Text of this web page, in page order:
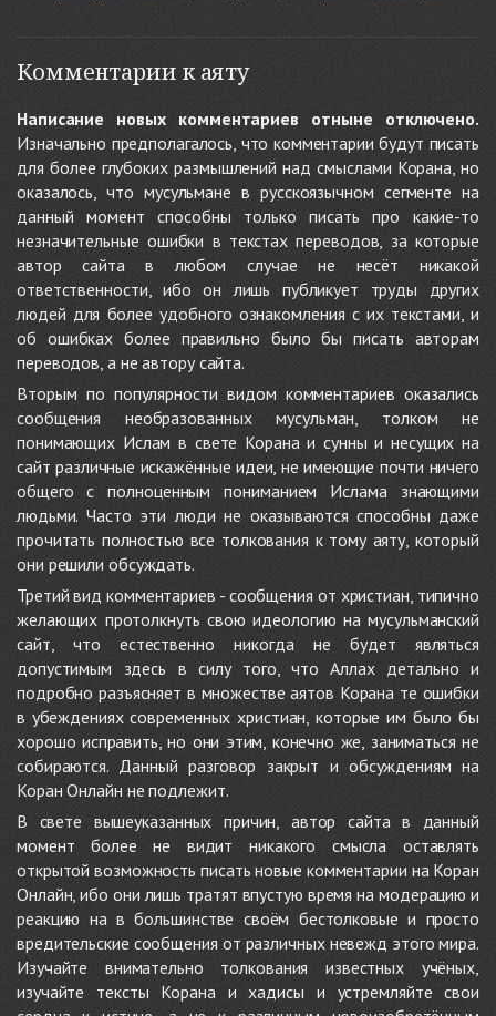
Комментарии к аяту
Написание новых комментариев отныне отключено.
Изначально предполагалось, что комментарии будут писать
для более глубоких размышлений над смыслами Корана, но
оказалось, что мусульмане в русскоязычном сегменте на
данный момент способны только писать про какие-то
незначительные ошибки в текстах переводов, за которые
автор сайта в любом случае не несёт никакой
ответственности, ибо он лишь публикует труды других
людей для более удобного ознакомления с их текстами, и
об ошибках более правильно было бы писать авторам
переводов, а не автору сайта.
Вторым по популярности видом комментариев оказались
сообщения необразованных мусульман, толком не
понимающих Ислам в свете Корана и сунны и несущих на
сайт различные искажённые идеи, не имеющие почти ничего
общего с полноценным пониманием Ислама знающими
людьми. Часто эти люди не оказываются способны даже
прочитать полностью все толкования к тому аяту, который
они решили обсуждать.
Третий вид комментариев - сообщения от христиан, типично
желающих протолкнуть свою идеологию на мусульманский
сайт, что естественно никогда не будет являться
допустимым здесь в силу того, что Аллах детально и
подробно разъясняет в множестве аятов Корана те ошибки
в убеждениях современных христиан, которые им было бы
хорошо исправить, но они этим, конечно же, заниматься не
собираются. Данный разговор закрыт и обсуждениям на
Коран Онлайн не подлежит.
В свете вышеуказанных причин, автор сайта в данный
момент более не видит никакого смысла оставлять
открытой возможность писать новые комментарии на Коран
Онлайн, ибо они лишь тратят впустую время на модерацию и
реакцию на в большинстве своём бестолковые и просто
вредительские сообщения от различных невежд этого мира.
Изучайте внимательно толкования известных учёных,
изучайте тексты Корана и хадисы и устремляйте свои